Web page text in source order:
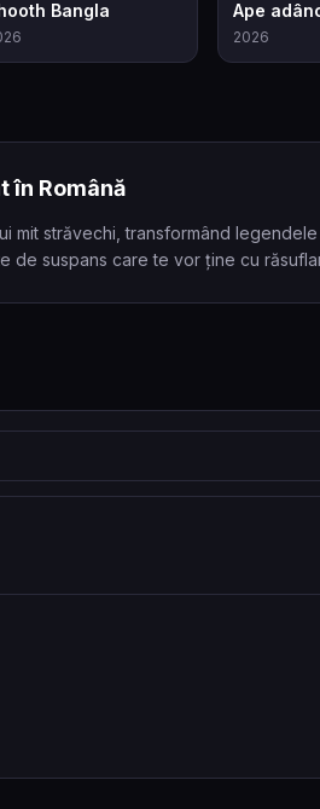
Bangla Ape
2026
în Română
străvechi, transformând
de suspans care te vor ține cu